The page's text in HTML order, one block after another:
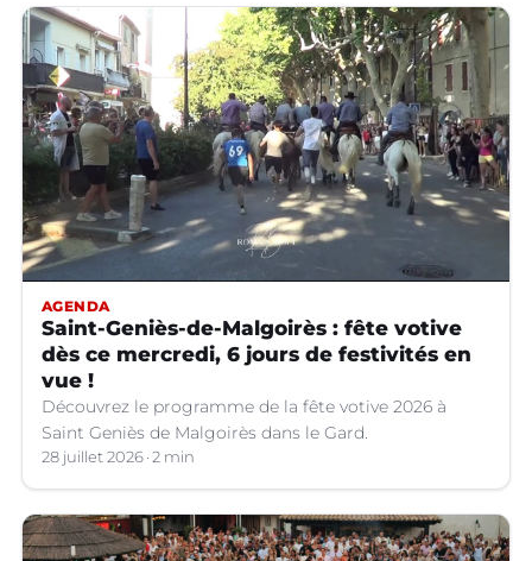
AGENDA
Saint-Geniès-de-Malgoirès : fête votive
dès ce mercredi, 6 jours de festivités en
vue !
Découvrez le programme de la fête votive 2026 à
Saint Geniès de Malgoirès dans le Gard.
28 juillet 2026 2 min